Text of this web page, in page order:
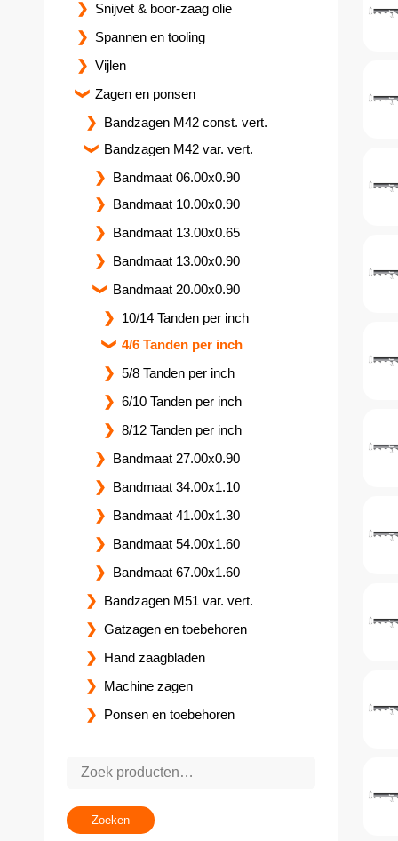
Snijvet & boor-zaag olie
Spannen en tooling
Vijlen
Zagen en ponsen
Bandzagen M42 const. vert.
Bandzagen M42 var. vert.
Bandmaat 06.00x0.90
Bandmaat 10.00x0.90
Bandmaat 13.00x0.65
Bandmaat 13.00x0.90
Bandmaat 20.00x0.90
10/14 Tanden per inch
4/6 Tanden per inch
5/8 Tanden per inch
6/10 Tanden per inch
8/12 Tanden per inch
Bandmaat 27.00x0.90
Bandmaat 34.00x1.10
Bandmaat 41.00x1.30
Bandmaat 54.00x1.60
Bandmaat 67.00x1.60
Bandzagen M51 var. vert.
Gatzagen en toebehoren
Hand zaagbladen
Machine zagen
Ponsen en toebehoren
Zoeken